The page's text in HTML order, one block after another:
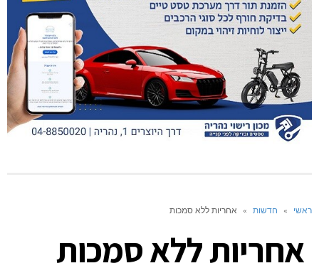
ראשי » חדשות » אחריות ללא סמכות
אחריות ללא סמכות